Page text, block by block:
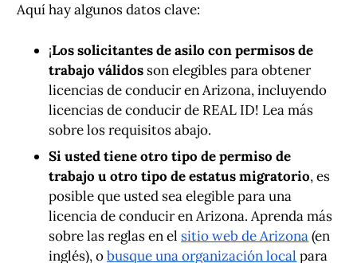
Aquí hay algunos datos clave:
¡Los solicitantes de asilo con permisos de
trabajo válidos son elegibles para obtener
licencias de conducir en Arizona, incluyendo
licencias de conducir de REAL ID! Lea más
sobre los requisitos abajo.
Si usted tiene otro tipo de permiso de
trabajo u otro tipo de estatus migratorio, es
posible que usted sea elegible para una
licencia de conducir en Arizona. Aprenda más
sobre las reglas en el sitio web de Arizona(en
inglés), obusque una organización local para